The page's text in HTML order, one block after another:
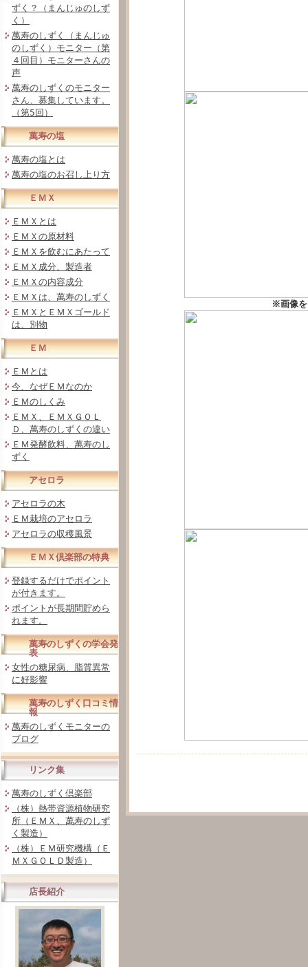
ずく？（まんじゅのしず
く）
萬寿のしずく（まんじゅ
のしずく）モニター（第
４回目）モニターさんの
声
萬寿のしずくのモニター
さん、募集しています。
（第5回）
萬寿の塩
萬寿の塩とは
萬寿の塩のお召し上り方
ＥＭＸ
ＥＭＸとは
ＥＭＸの原材料
ＥＭＸを飲むにあたって
ＥＭＸ成分、製造者
ＥＭＸの内容成分
ＥＭＸは、萬寿のしずく
ＥＭＸとＥＭＸゴールド
は、別物
ＥＭ
ＥＭとは
今、なぜＥＭなのか
ＥＭのしくみ
ＥＭＸ、ＥＭＸＧＯＬ
Ｄ、萬寿のしずくの違い
ＥＭ発酵飲料、萬寿のし
ずく
アセロラ
アセロラの木
ＥＭ栽培のアセロラ
アセロラの収穫風景
ＥＭＸ倶楽部の特典
登録するだけでポイント
が付きます。
ポイントが長期間貯めら
れます。
萬寿のしずくの学会発
表
女性の糖尿病、脂質異常
に好影響
萬寿のしずく口コミ情
報
萬寿のしずくモニターの
ブログ
リンク集
萬寿のしずく倶楽部
（株）熱帯資源植物研究
所（ＥＭＸ、萬寿のしず
く製造）
（株）ＥＭ研究機構（Ｅ
ＭＸＧＯＬＤ製造）
店長紹介
※画像を